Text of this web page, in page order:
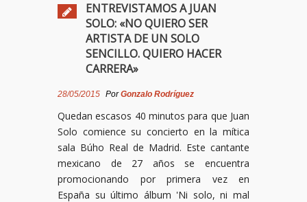
ENTREVISTAMOS A JUAN
SOLO: «NO QUIERO SER
ARTISTA DE UN SOLO
SENCILLO. QUIERO HACER
CARRERA»
28/05/2015 PorGonzalo Rodríguez
Quedan escasos 40 minutos para que Juan
Solo comience su concierto en la mítica
sala Búho Real de Madrid. Este cantante
mexicano de 27 años se encuentra
promocionando por primera vez en
España su último álbum 'Ni solo, ni mal